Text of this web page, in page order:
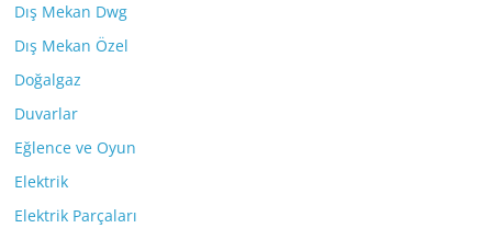
Dış Mekan Dwg
Dış Mekan Özel
Doğalgaz
Duvarlar
Eğlence ve Oyun
Elektrik
Elektrik Parçaları